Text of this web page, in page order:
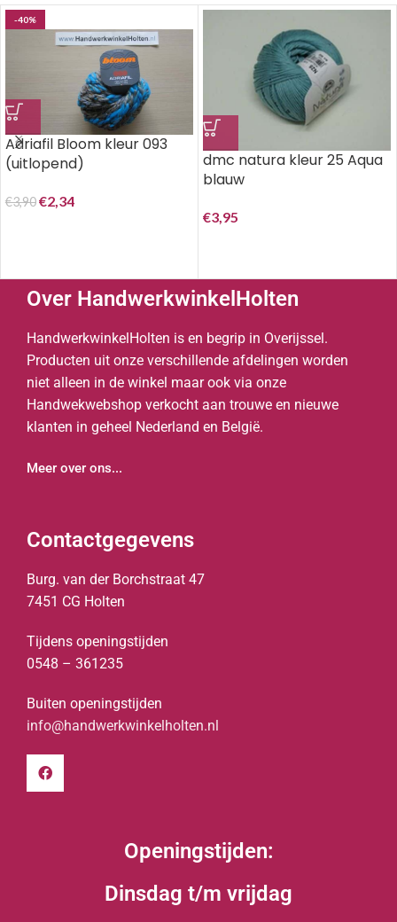
-40%
Adriafil Bloom kleur 093
(uitlopend)
€3,90€2,34
dmc natura kleur 25 Aqua
blauw
€3,95
Over HandwerkwinkelHolten
HandwerkwinkelHolten is en begrip in Overijssel.
Producten uit onze verschillende afdelingen worden
niet alleen in de winkel maar ook via onze
Handwekwebshop verkocht aan trouwe en nieuwe
klanten in geheel Nederland en België.
Meer over ons...
Contactgegevens
Burg. van der Borchstraat 47
7451 CG Holten
Tijdens openingstijden
0548 – 361235
Buiten openingstijden
info@handwerkwinkelholten.nl
Openingstijden:
Dinsdag t/m vrijdag